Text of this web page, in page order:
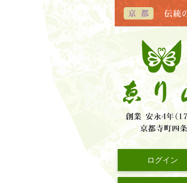
ログイン